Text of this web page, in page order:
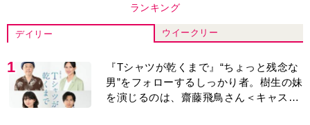
ランキング
デイリー ウイークリー
1
『Tシャツが乾くまで』“ちょっと残念な
男”をフォローするしっかり者。樹生の妹
を演じるのは、齋藤飛鳥さん＜キャスト